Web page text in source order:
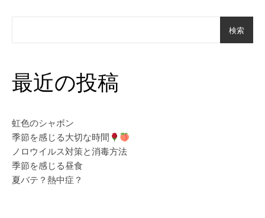
検索
最近の投稿
虹色のシャボン
季節を感じる大切な時間
ノロウイルス対策と消毒方法
季節を感じる昼食
夏バテ？熱中症？